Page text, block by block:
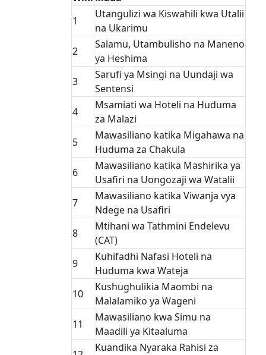
1
Utangulizi wa Kiswahili kwa Utalii
na Ukarimu
2
Salamu, Utambulisho na Maneno
ya Heshima
3
Sarufi ya Msingi na Uundaji wa
Sentensi
4
Msamiati wa Hoteli na Huduma
za Malazi
5
Mawasiliano katika Migahawa na
Huduma za Chakula
6
Mawasiliano katika Mashirika ya
Usafiri na Uongozaji wa Watalii
7
Mawasiliano katika Viwanja vya
Ndege na Usafiri
8
Mtihani wa Tathmini Endelevu
(CAT)
9
Kuhifadhi Nafasi Hoteli na
Huduma kwa Wateja
10
Kushughulikia Maombi na
Malalamiko ya Wageni
11
Mawasiliano kwa Simu na
Maadili ya Kitaaluma
Kuandika Nyaraka Rahisi za